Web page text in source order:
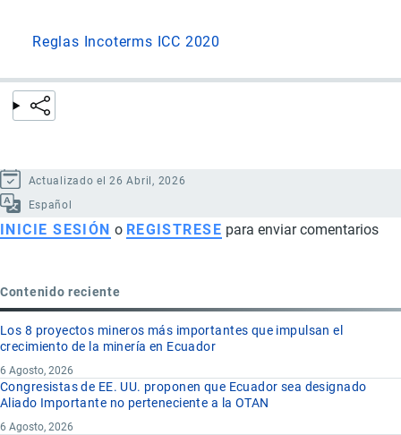
Reglas Incoterms ICC 2020
Actualizado el 26 Abril, 2026
Español
INICIE SESIÓN o REGISTRESE para enviar comentarios
Contenido reciente
Los 8 proyectos mineros más importantes que impulsan el
crecimiento de la minería en Ecuador
6 Agosto, 2026
Congresistas de EE. UU. proponen que Ecuador sea designado
Aliado Importante no perteneciente a la OTAN
6 Agosto, 2026